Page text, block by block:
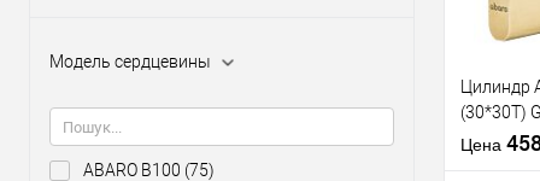
Модель сердцевины
ABARO B100 (75)
Модель
сердцевины
Тип товара
Цилиндр
(30*30T)
Цена